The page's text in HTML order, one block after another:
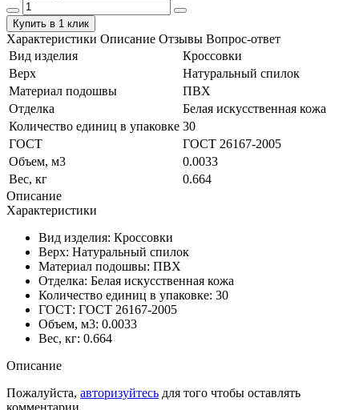
Купить в 1 клик
Характеристики Описание Отзывы Вопрос-ответ
Вид изделия
Кроссовки
Верх
Натуральный спилок
Материал подошвы
ПВХ
Отделка
Белая искусственная кожа
Количество единиц в упаковке 30
ГОСТ
ГОСТ 26167-2005
Объем, м3
0.0033
Вес, кг
0.664
Описание
Характеристики
Вид изделия: Кроссовки
Верх: Натуральный спилок
Материал подошвы: ПВХ
Отделка: Белая искусственная кожа
Количество единиц в упаковке: 30
ГОСТ: ГОСТ 26167-2005
Объем, м3: 0.0033
Вес, кг: 0.664
Описание
Пожалуйста, авторизуйтесь для того чтобы оставлять
комментарии